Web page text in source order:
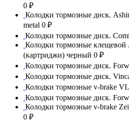
0 ₽
Колодки тормозные диск.
metal 0 ₽
Колодки тормозные диск.
Колодки тормозные клещевой
(картриджи) черный 0 ₽
Колодки тормозные диск.
Колодки тормозные диск.
Колодки тормозные v-brake
Колодки тормозные диск.
Колодки тормозные v-brake
0 ₽